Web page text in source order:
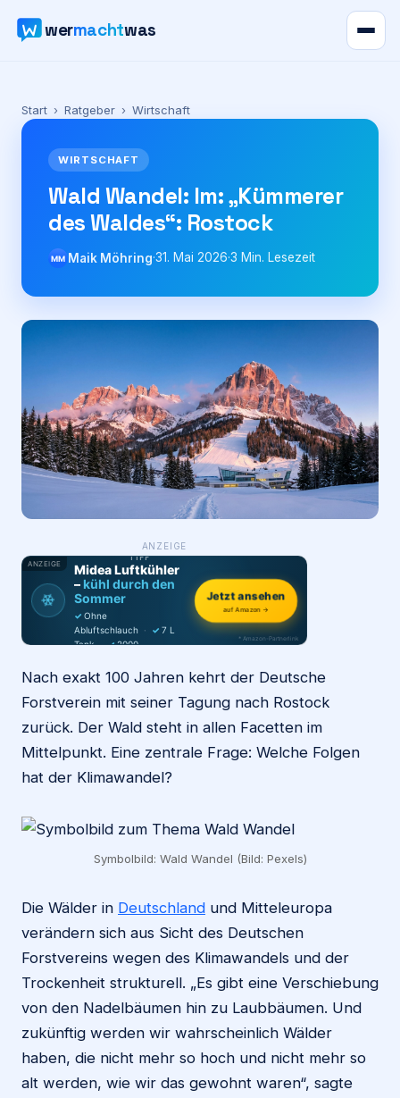
wermachtwas
Karte
News
Ratgeber
Werbung
Login
Firma eintragen
Start › Ratgeber › Wirtschaft
WIRTSCHAFT
Wald Wandel: Im: „Kümmerer
des Waldes“: Rostock
MM Maik Möhring·31. Mai 2026·3 Min. Lesezeit
ANZEIGE
ANZEIGE
❄
PRODUKT-
TIPP
Midea Luftkühler
–kühl durch den
Sommer
✓ Ohne
Abluftschlauch · ✓ 7 L
Tank · ✓2000
Jetzt ansehen
auf Amazon →
* Amazon-Partnerlink
Nach exakt 100 Jahren kehrt der Deutsche
Forstverein mit seiner Tagung nach Rostock
zurück. Der Wald steht in allen Facetten im
Mittelpunkt. Eine zentrale Frage: Welche Folgen
hat der Klimawandel?
Symbolbild: Wald Wandel (Bild: Pexels)
Die Wälder in Deutschland und Mitteleuropa
verändern sich aus Sicht des Deutschen
Forstvereins wegen des Klimawandels und der
Trockenheit strukturell. „Es gibt eine Verschiebung
von den Nadelbäumen hin zu Laubbäumen. Und
zukünftig werden wir wahrscheinlich Wälder
haben, die nicht mehr so hoch und nicht mehr so
alt werden, wie wir das gewohnt waren“, sagte